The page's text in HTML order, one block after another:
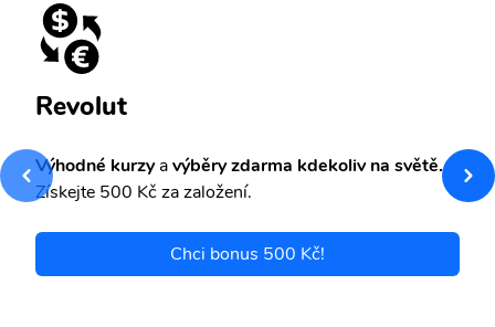
Revolut
Výhodné kurzyavýběry zdarma kdekoliv na světě.
Získejte 500 Kč za založení.
Chci bonus 500 Kč!